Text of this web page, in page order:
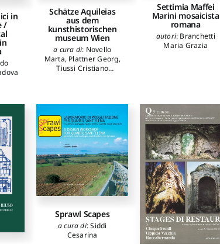
in
/
Schätze Aquileias
aus dem
kunsthistorischen
museum Wien
a cura di: Novello
Marta, Plattner Georg,
Tiussi Cristiano
Georg,Tiussi Cristiano,
Verzár Monika
Settimia Maffei
Marini mosaicista
romana
autori: Branchetti
Maria Grazia
Sprawl Scapes
a cura di:Siddi
Cesarina